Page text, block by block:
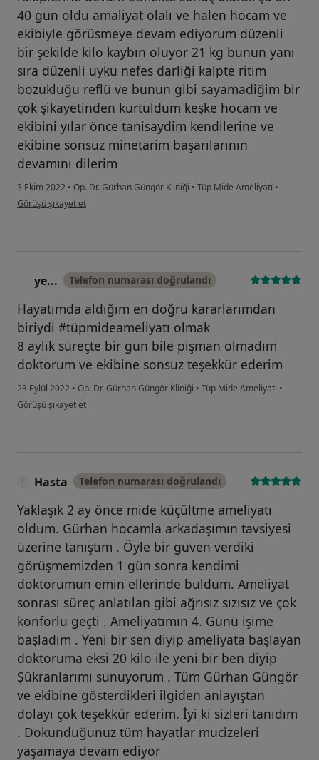
40 gün oldu amaliyat olalı ve halen hocam ve
ekibiyle görüsmeye devam ediyorum düzenli
bir şekilde kilo kaybın oluyor 21 kg bunun yanı
sıra düzenli uyku nefes darliği kalpte ritim
bozukluğu reflü ve bunun gibi sayamadiğim bir
çok şikayetinden kurtuldum keşke hocam ve
ekibini yılar önce tanisaydim kendilerine ve
ekibine sonsuz minetarim başarılarının
devamını dilerim
3 Ekim 2022 • Op. Dr. Gürhan Güngör Kliniği • Tüp Mide Ameliyatı •
kullanıcının görüşüne göre mu...r
Görüşü şikayet et
ye... Telefon numarası doğrulandı
Hayatımda aldığım en doğru kararlarımdan
biriydi #tüpmideameliyatı olmak
8 aylık süreçte bir gün bile pişman olmadım
doktorum ve ekibine sonsuz teşekkür ederim
23 Eylül 2022 • Op. Dr. Gürhan Güngör Kliniği • Tüp Mide Ameliyatı •
kullanıcının görüşüne göre ye...
Görüşü şikayet et
Hasta Telefon numarası doğrulandı
Yaklaşık 2 ay önce mide küçültme ameliyatı
oldum. Gürhan hocamla arkadaşımın tavsiyesi
üzerine tanıştım . Öyle bir güven verdiki
görüşmemizden 1 gün sonra kendimi
doktorumun emin ellerinde buldum. Ameliyat
sonrası süreç anlatılan gibi ağrısız sızısız ve çok
konforlu geçti . Ameliyatımın 4. Günü işime
başladım . Yeni bir sen diyip ameliyata başlayan
doktoruma eksi 20 kilo ile yeni bir ben diyip
Şükranlarımı sunuyorum . Tüm Gürhan Güngör
ve ekibine gösterdikleri ilgiden anlayıştan
dolayı çok teşekkür ederim. İyi ki sizleri tanıdım
. Dokunduğunuz tüm hayatlar mucizeleri
yaşamaya devam ediyor